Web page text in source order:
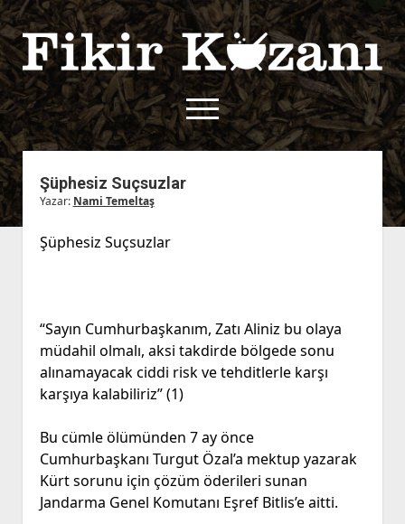
Fikir
Kazanı
menüyü
aç
twitterfacebook
rss
Kullanım Koşulları
İletişim
Şüphesiz Suçsuzlar
Yazar: Nami Temeltaş
Şüphesiz Suçsuzlar
“Sayın Cumhurbaşkanım, Zatı Aliniz bu olaya
müdahil olmalı, aksi takdirde bölgede sonu
alınamayacak ciddi risk ve tehditlerle karşı
karşıya kalabiliriz” (1)
Bu cümle ölümünden 7 ay önce
Cumhurbaşkanı Turgut Özal’a mektup yazarak
Kürt sorunu için çözüm öderileri sunan
Jandarma Genel Komutanı Eşref Bitlis’e aitti.